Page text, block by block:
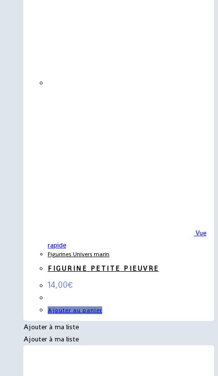
Vue
rapide
Figurines Univers marin
FIGURINE PETITE PIEUVRE
14,00€
Ajouter au panier
Ajouter à ma liste
Ajouter à ma liste